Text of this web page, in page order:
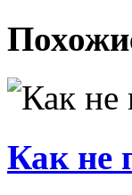
Как не